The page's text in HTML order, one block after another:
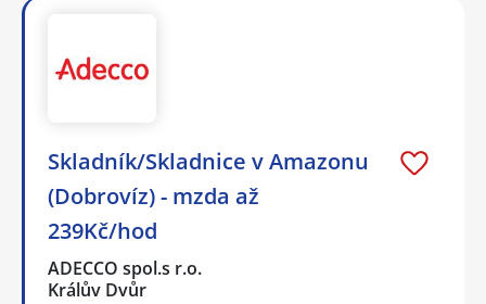
Skladník/Skladnice v Amazonu
(Dobrovíz) - mzda až
239Kč/hod
ADECCO spol.s r.o.
Králův Dvůr